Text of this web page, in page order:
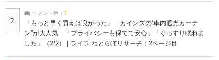
2
コメント数： 7
「もっと早く買えば良かった」 カインズの“車内遮光カーテ
ン”が大人気 「プライバシーも保てて安心」「ぐっすり眠れま
した」（2/2） | ライフ ねとらぼリサーチ：2ページ目